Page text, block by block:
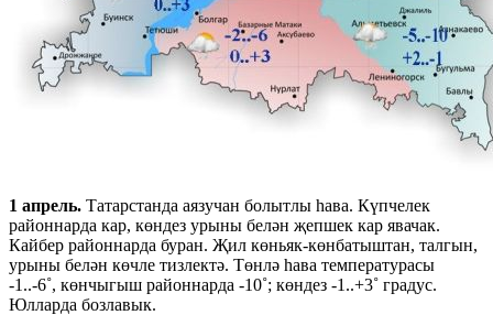
1 апрель. Татарстанда аязучан болытлы һава. Күпчелек
районнарда кар, көндез урыны белән җепшек кар явачак.
Кайбер районнарда буран. Җил көньяк-көнбатыштан, талгын,
урыны белән көчле тизлектә. Төнлә һава температурасы
-1..-6˚, көнчыгыш районнарда -10˚; көндез -1..+3˚ градус.
Юлларда бозлавык.